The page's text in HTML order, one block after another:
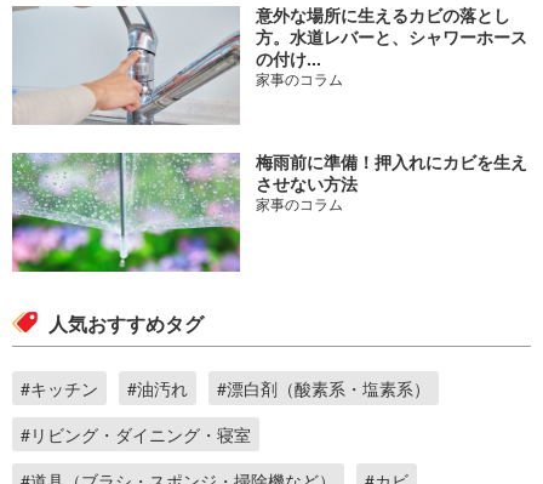
意外な場所に生えるカビの落とし
方。水道レバーと、シャワーホース
の付け...
家事のコラム
梅雨前に準備！押入れにカビを生え
させない方法
家事のコラム
人気おすすめタグ
#キッチン #油汚れ
#漂白剤（酸素系・塩素系）
#リビング・ダイニング・寝室